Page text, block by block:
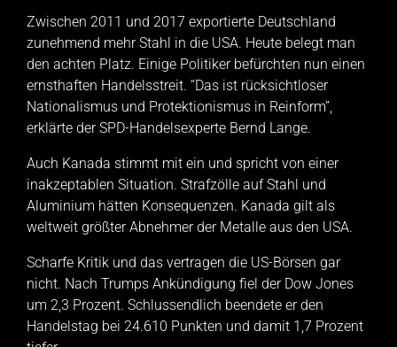
Zwischen 2011 und 2017 exportierte Deutschland
zunehmend mehr Stahl in die USA. Heute belegt man
den achten Platz. Einige Politiker befürchten nun einen
ernsthaften Handelsstreit. “Das ist rücksichtloser
Nationalismus und Protektionismus in Reinform”,
erklärte der SPD-Handelsexperte Bernd Lange.
Auch Kanada stimmt mit ein und spricht von einer
inakzeptablen Situation. Strafzölle auf Stahl und
Aluminium hätten Konsequenzen. Kanada gilt als
weltweit größter Abnehmer der Metalle aus den USA.
Scharfe Kritik und das vertragen die US-Börsen gar
nicht. Nach Trumps Ankündigung fiel der Dow Jones
um 2,3 Prozent. Schlussendlich beendete er den
Handelstag bei 24.610 Punkten und damit 1,7 Prozent